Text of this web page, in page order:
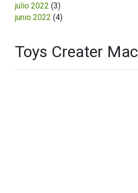
julio 2022 (3)
junio 2022 (4)
Toys Creater